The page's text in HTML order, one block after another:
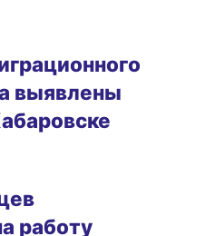
выявлены
работу